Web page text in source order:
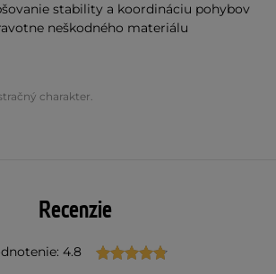
stability a koordináciu pohybov
neškodného materiálu
charakter.
Recenzie
4.8